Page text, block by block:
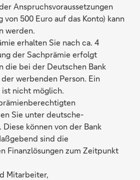
Trolley City
Anspruchsvoraussetzungen
von 500 Euro auf das Konto) kann
werden.
erhalten Sie nach ca. 4
der Sachprämie erfolgt
die bei der Deutschen Bank
werbenden Person. Ein
ist nicht möglich.
Sie unter deutsche-
können von der Bank
sind die
Finanzlösungen zum Zeitpunkt
Mitarbeiter,